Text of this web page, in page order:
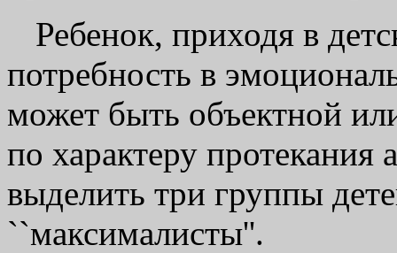
Ребенок, приходя в
потребность в
может быть объектной
по характеру
выделить три группы
``максималисты''.